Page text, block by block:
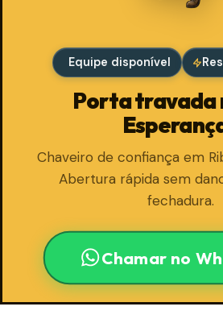
Equipe disponível
Porta travada
Chaveiro de confiança em
Abertura rápida sem
fechadura.
Chamar no